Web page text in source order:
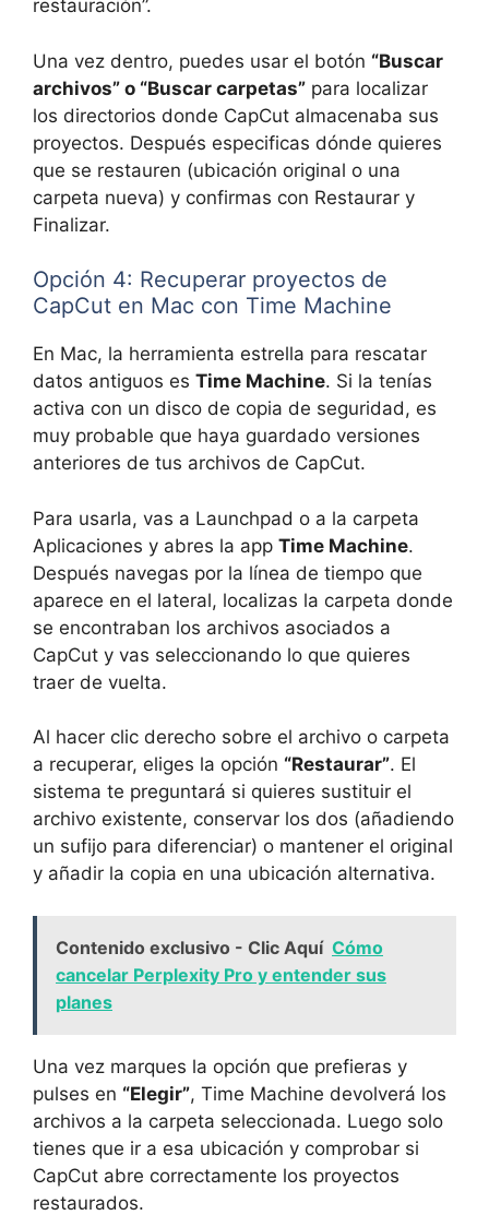
restauración”.
Una vez dentro, puedes usar el botón “Buscar
archivos” o “Buscar carpetas” para localizar
los directorios donde CapCut almacenaba sus
proyectos. Después especificas dónde quieres
que se restauren (ubicación original o una
carpeta nueva) y confirmas con Restaurar y
Finalizar.
Opción 4: Recuperar proyectos de
CapCut en Mac con Time Machine
En Mac, la herramienta estrella para rescatar
datos antiguos es Time Machine. Si la tenías
activa con un disco de copia de seguridad, es
muy probable que haya guardado versiones
anteriores de tus archivos de CapCut.
Para usarla, vas a Launchpad o a la carpeta
Aplicaciones y abres la app Time Machine.
Después navegas por la línea de tiempo que
aparece en el lateral, localizas la carpeta donde
se encontraban los archivos asociados a
CapCut y vas seleccionando lo que quieres
traer de vuelta.
Al hacer clic derecho sobre el archivo o carpeta
a recuperar, eliges la opción “Restaurar”. El
sistema te preguntará si quieres sustituir el
archivo existente, conservar los dos (añadiendo
un sufijo para diferenciar) o mantener el original
y añadir la copia en una ubicación alternativa.
Contenido exclusivo - Clic Aquí Cómo
cancelar Perplexity Pro y entender sus
planes
Una vez marques la opción que prefieras y
pulses en “Elegir”, Time Machine devolverá los
archivos a la carpeta seleccionada. Luego solo
tienes que ir a esa ubicación y comprobar si
CapCut abre correctamente los proyectos
restaurados.